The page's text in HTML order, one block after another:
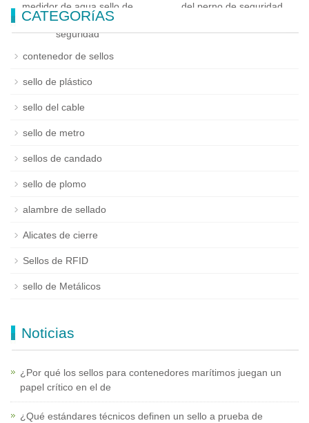
medidor de agua sello de
seguridad, sello del perno de
seguridad
del perno de seguridad
CATEGORíAS
contenedor de sellos
sello de plástico
sello del cable
sello de metro
sellos de candado
sello de plomo
alambre de sellado
Alicates de cierre
Sellos de RFID
sello de Metálicos
Noticias
¿Por qué los sellos para contenedores marítimos juegan un
papel crítico en el de
¿Qué estándares técnicos definen un sello a prueba de